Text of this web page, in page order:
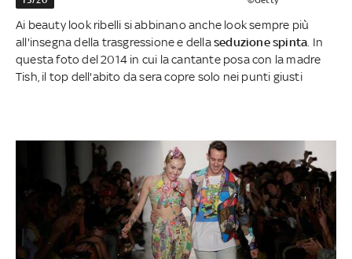
Ai beauty look ribelli si abbinano anche look sempre più
all'insegna della trasgressione e dellaseduzione spinta . In
questa foto del 2014 in cui la cantante posa con la madre
Tish, il top dell'abito da sera copre solo nei punti giusti